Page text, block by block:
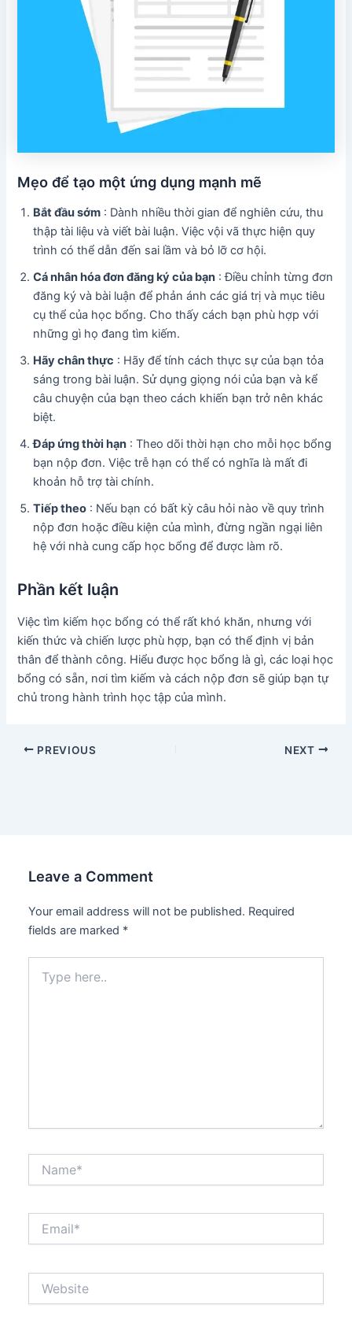
Mẹo để tạo một ứng dụng mạnh mẽ
Bắt đầu sớm : Dành nhiều thời gian để nghiên cứu, thu
thập tài liệu và viết bài luận. Việc vội vã thực hiện quy
trình có thể dẫn đến sai lầm và bỏ lỡ cơ hội.
Cá nhân hóa đơn đăng ký của bạn : Điều chỉnh từng đơn
đăng ký và bài luận để phản ánh các giá trị và mục tiêu
cụ thể của học bổng. Cho thấy cách bạn phù hợp với
những gì họ đang tìm kiếm.
Hãy chân thực : Hãy để tính cách thực sự của bạn tỏa
sáng trong bài luận. Sử dụng giọng nói của bạn và kể
câu chuyện của bạn theo cách khiến bạn trở nên khác
biệt.
Đáp ứng thời hạn : Theo dõi thời hạn cho mỗi học bổng
bạn nộp đơn. Việc trễ hạn có thể có nghĩa là mất đi
khoản hỗ trợ tài chính.
Tiếp theo : Nếu bạn có bất kỳ câu hỏi nào về quy trình
nộp đơn hoặc điều kiện của mình, đừng ngần ngại liên
hệ với nhà cung cấp học bổng để được làm rõ.
Phần kết luận
Việc tìm kiếm học bổng có thể rất khó khăn, nhưng với
kiến ​​thức và chiến lược phù hợp, bạn có thể định vị bản
thân để thành công. Hiểu được học bổng là gì, các loại học
bổng có sẵn, nơi tìm kiếm và cách nộp đơn sẽ giúp bạn tự
chủ trong hành trình học tập của mình.
Post
PREVIOUS NEXT
Leave a Comment
Your email address will not be published. Required
fields are marked *
here..